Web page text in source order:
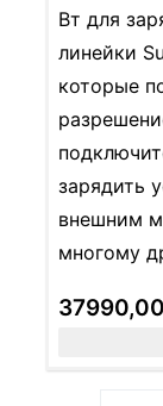
Вт для
линейки
которые
зарядить
внешним
многому
37990,00